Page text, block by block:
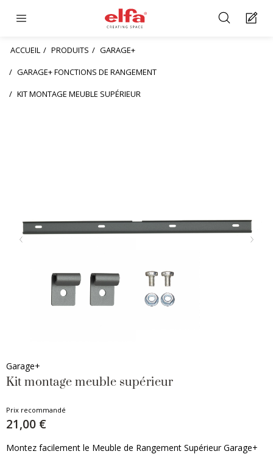
ACCUEIL PRODUITS
GARAGE+
GARAGE+ FONCTIONS DE RANGEMENT
KIT MONTAGE MEUBLE SUPÉRIEUR
Garage+
Kit montage meuble supérieur
Prix recommandé
21,00 €
Montez facilement le Meuble de Rangement Supérieur Garage+